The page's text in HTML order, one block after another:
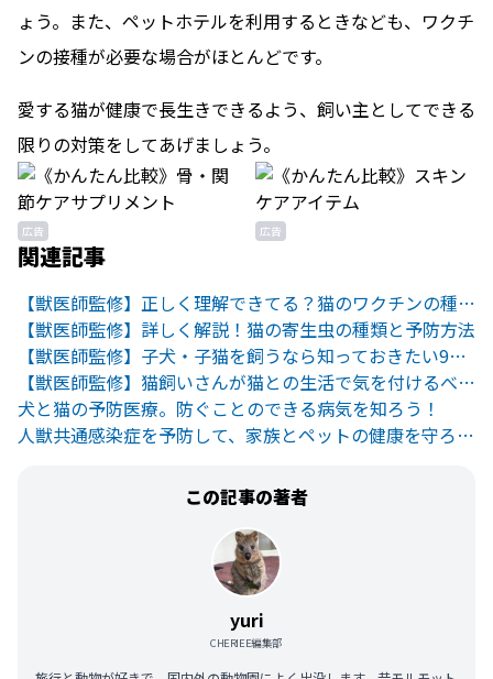
ょう。また、ペットホテルを利用するときなども、ワクチ
ンの接種が必要な場合がほとんどです。
愛する猫が健康で長生きできるよう、飼い主としてできる
限りの対策をしてあげましょう。
広告 広告
関連記事
【獣医師監修】正しく理解できてる？猫のワクチンの種類と注意点
【獣医師監修】詳しく解説！猫の寄生虫の種類と予防方法
【獣医師監修】子犬・子猫を飼うなら知っておきたい9つの先天性疾患
【獣医師監修】猫飼いさんが猫との生活で気を付けるべき6つのこと
犬と猫の予防医療。防ぐことのできる病気を知ろう！
人獣共通感染症を予防して、家族とペットの健康を守ろう！
この記事の著者
yuri
CHERIEE編集部